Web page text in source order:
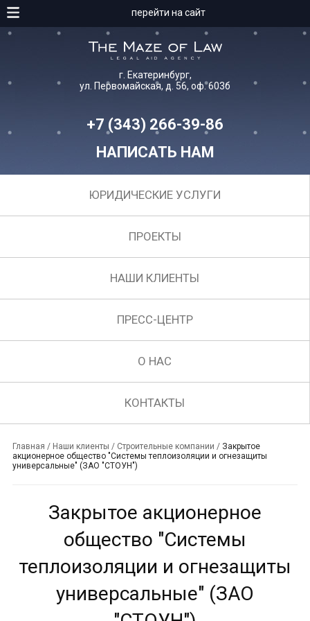
перейти на сайт
г. Екатеринбург,
ул. Первомайская, д. 56, оф. 603б
+7 (343) 266-39-86
НАПИСАТЬ НАМ
ЮРИДИЧЕСКИЕ УСЛУГИ
ПРОЕКТЫ
НАШИ КЛИЕНТЫ
ПРЕСС-ЦЕНТР
О НАС
КОНТАКТЫ
Главная / Наши клиенты / Строительные компании / Закрытое
акционерное общество "Системы теплоизоляции и огнезащиты
универсальные" (ЗАО "СТОУН")
Закрытое акционерное
общество "Системы
теплоизоляции и огнезащиты
универсальные" (ЗАО